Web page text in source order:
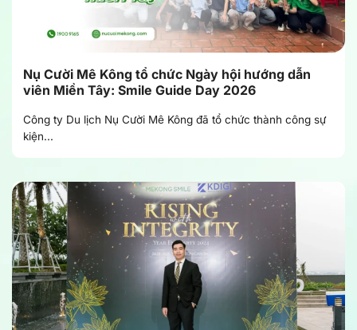
Nụ Cười Mê Kông tổ chức Ngày hội hướng dẫn
viên Miền Tây: Smile Guide Day 2026
Công ty Du lịch Nụ Cười Mê Kông đã tổ chức thành công sự
kiện...